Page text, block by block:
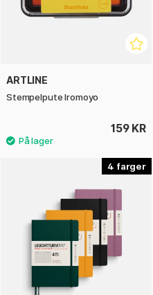
ARTLINE
Stempelpute Iromoyo
159 KR
4